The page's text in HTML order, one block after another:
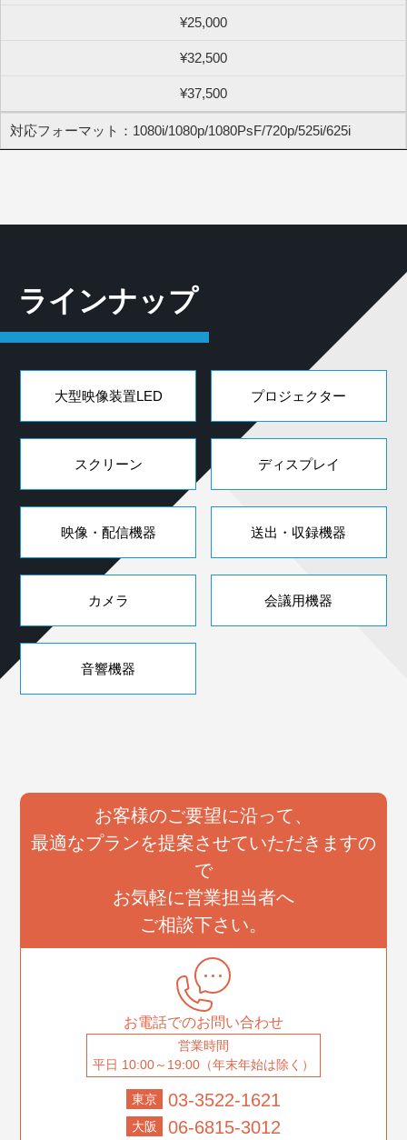
¥25,000
¥32,500
¥37,500
対応フォーマット：1080i/1080p/1080PsF/720p/525i/625i
ラインナップ
大型映像装置LED プロジェクター
スクリーン ディスプレイ
映像・配信機器 送出・収録機器
カメラ 会議用機器
音響機器
お客様のご要望に沿って、
最適なプランを提案させていただきますの
で
お気軽に営業担当者へ
ご相談下さい。
お電話でのお問い合わせ
営業時間
平日 10:00～19:00（年末年始は除く）
東京 03-3522-1621
大阪 06-6815-3012